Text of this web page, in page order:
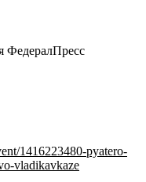
ФедералПресс
1416223480-pyatero-
vladikavkaze